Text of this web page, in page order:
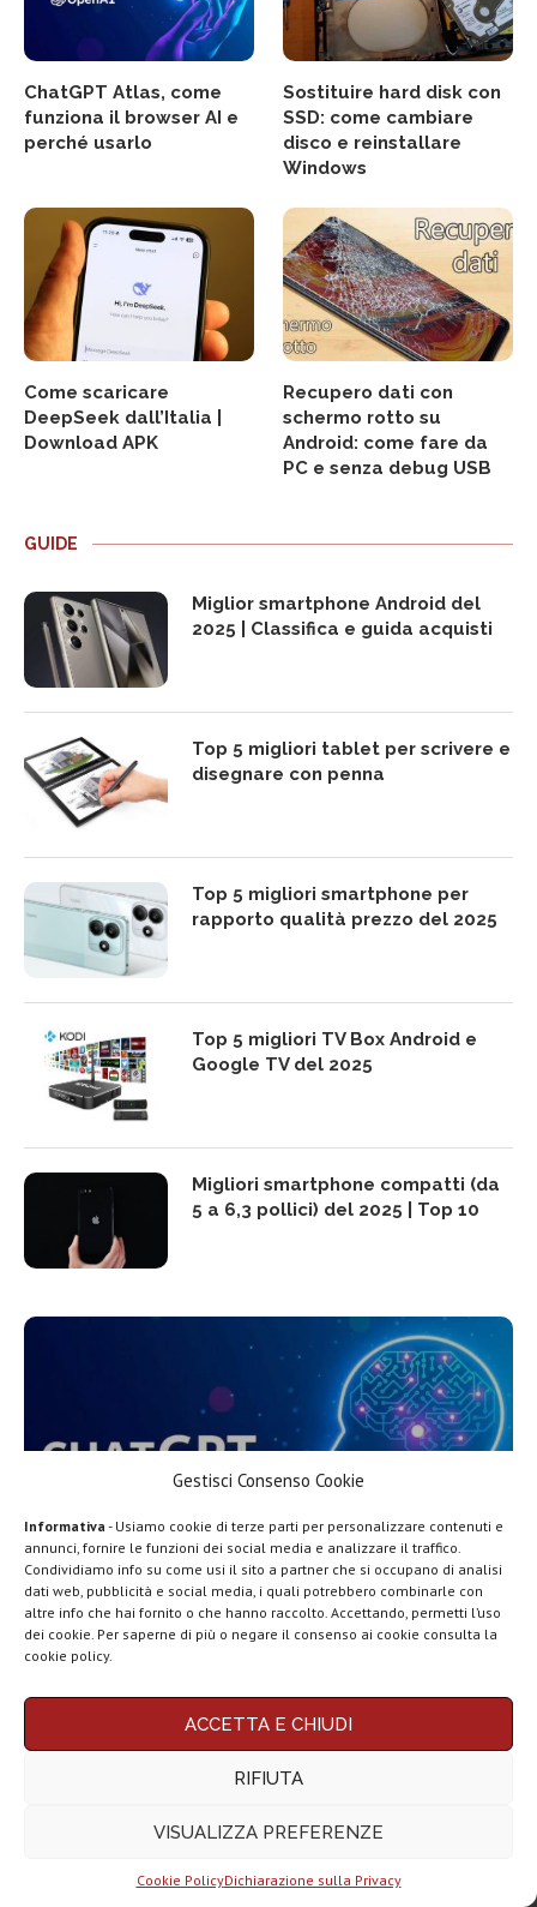
Gestisci Consenso Cookie
Informativa - Usiamo cookie di terze parti per personalizzare contenuti e
annunci, fornire le funzioni dei social media e analizzare il traffico.
Condividiamo info su come usi il sito a partner che si occupano di analisi
dati web, pubblicità e social media, i quali potrebbero combinarle con
altre info che hai fornito o che hanno raccolto. Accettando, permetti l’uso
dei cookie. Per saperne di più o negare il consenso ai cookie consulta la
cookie policy.
ACCETTA E CHIUDI
RIFIUTA
VISUALIZZA PREFERENZE
Cookie PolicyDichiarazione sulla Privacy
ChatGPT Atlas, come
funziona il browser AI e
perché usarlo
Sostituire hard disk con
SSD: come cambiare
disco e reinstallare
Windows
Come scaricare
DeepSeek dall’Italia |
Download APK
Recupero dati con
schermo rotto su
Android: come fare da
PC e senza debug USB
GUIDE
Miglior smartphone Android del
2025 | Classifica e guida acquisti
Top 5 migliori tablet per scrivere e
disegnare con penna
Top 5 migliori smartphone per
rapporto qualità prezzo del 2025
Top 5 migliori TV Box Android e
Google TV del 2025
Migliori smartphone compatti (da
5 a 6,3 pollici) del 2025 | Top 10
browser AI e...
LEGGI ANCHE
Top 5 migliori
Top 10 migliori
aggiornamenti...